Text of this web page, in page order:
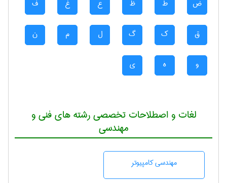
ض ط ظ ع غ ف
ق ک گ ل م ن
و ه ی
لغات و اصطلاحات تخصصی رشته های فنی و
مهندسی
مهندسی كامپيوتر